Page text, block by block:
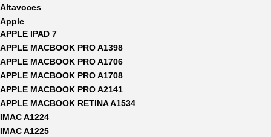
Altavoces
Apple
APPLE IPAD 7
APPLE MACBOOK PRO A1398
APPLE MACBOOK PRO A1706
APPLE MACBOOK PRO A1708
APPLE MACBOOK PRO A2141
APPLE MACBOOK RETINA A1534
IMAC A1224
IMAC A1225